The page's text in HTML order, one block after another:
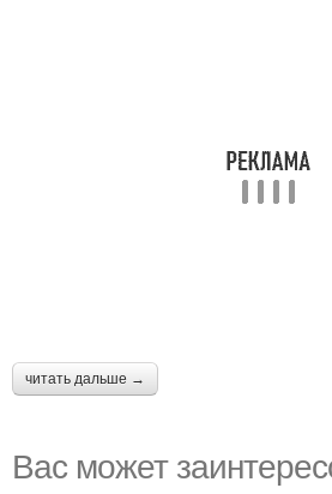
читать дальше →
Вас может